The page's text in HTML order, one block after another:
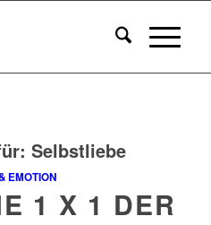
Selbstliebe
EMOTION
1 X 1 DER